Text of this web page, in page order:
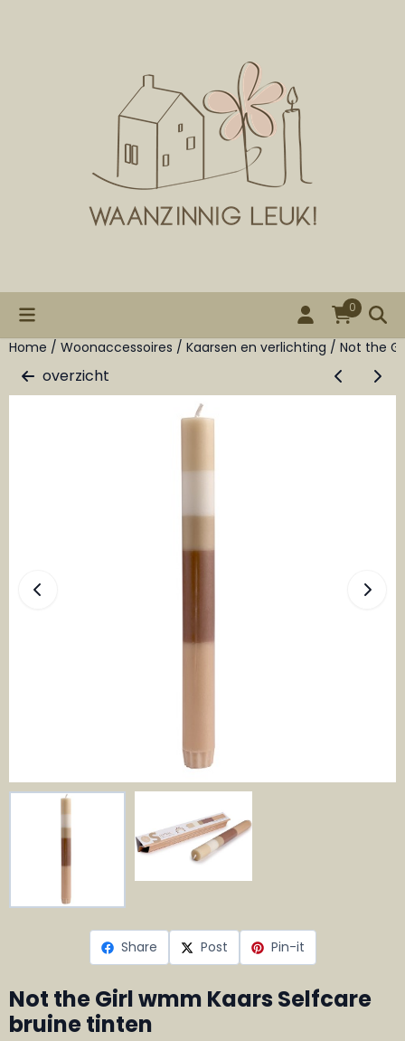
0
Home / Woonaccessoires / Kaarsen en verlichting / Not the
overzicht
Share Post Pin-it
Not the Girl wmm Kaars Selfcare
bruine tinten